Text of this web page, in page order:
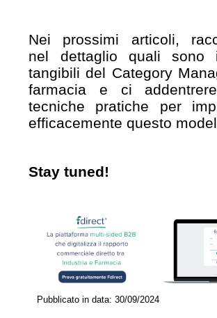
Nei prossimi articoli,
nel dettaglio quali sono
tangibili del Category
farmacia e ci
tecniche pratiche per
efficacemente questo
Stay tuned!
Pubblicato in data: 30/09/2024